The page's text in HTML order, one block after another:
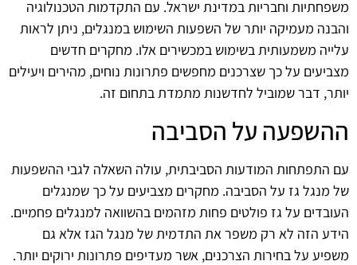
משפחתיות וחבריות במדינת ישראל. עם התקדמות הטכנולוגיה
והבנה מעמיקה יותר של השפעות השימוש במנגלים, ניתן לראות
עלייה משמעותית בשימוש במכשירים אלו. מחקרים חדשים
מצביעים על כך שצרכנים מחפשים פתרונות נוחים, מהירים ויעילים
יותר, דבר שמוביל לחדשנות מתמדת בתחום זה.
ההשפעה על הסביבה
עם התפתחות המודעות הסביבתית, עולה השאלה לגבי ההשפעות
של מנגל גז על הסביבה. מחקרים מצביעים על כך שמנגלים
העובדים על גז פולטים פחות מזהמים בהשוואה למנגלים פחמיים.
הידע הזה לא רק משפר את התדמית של מנגל הגז אלא גם
משפיע על בחירות הצרכנים, אשר מעדיפים פתרונות ירוקים יותר.